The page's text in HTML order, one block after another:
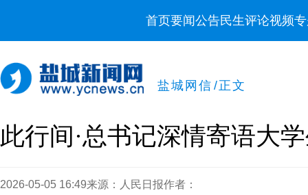
首页要闻公告民生评论视频
盐城网信 /正文
此行间·总书记深情寄语大
2026-05-05 16:49来源：人民日报作者：